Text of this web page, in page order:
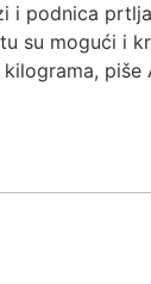
i podnica
su mogući i
piše